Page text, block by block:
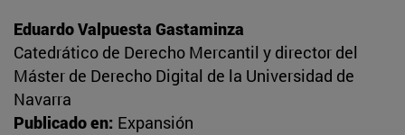
Eduardo Valpuesta Gastaminza
Catedrático de Derecho Mercantil y director del
Máster de Derecho Digital de la Universidad de
Navarra
Publicado en: Expansión